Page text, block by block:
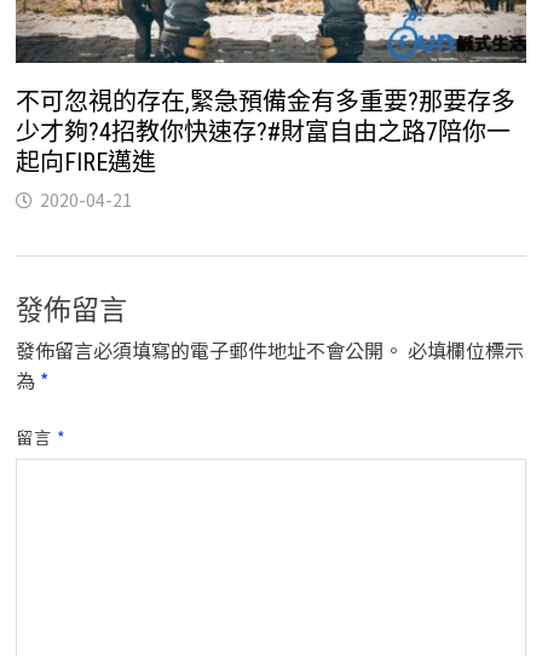
不可忽視的存在,緊急預備金有多重要?那要存多
少才夠?4招教你快速存?#財富自由之路7陪你一
起向FIRE邁進
2020-04-21
發佈留言
發佈留言必須填寫的電子郵件地址不會公開。 必填欄位標示
為 *
留言 *